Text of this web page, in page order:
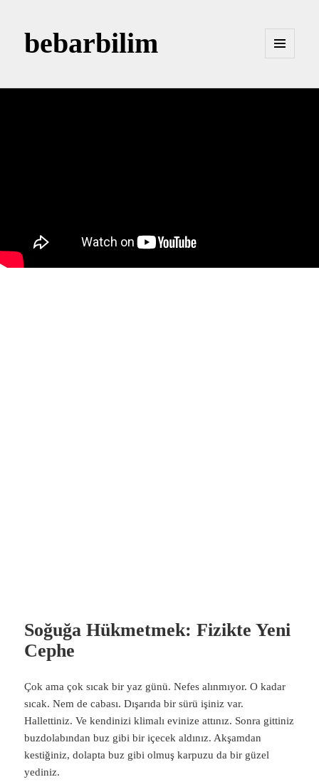
bebarbilim
BILEŞENLER
Soğuğa Hükmetmek: Fizikte Yeni
Cephe
Çok ama çok sıcak bir yaz günü. Nefes alınmıyor. O kadar
sıcak. Nem de cabası. Dışarıda bir sürü işiniz var.
Hallettiniz. Ve kendinizi klimalı evinize attınız. Sonra gittiniz
buzdolabından buz gibi bir içecek aldınız. Akşamdan
kestiğiniz, dolapta buz gibi olmuş karpuzu da bir güzel
yediniz.